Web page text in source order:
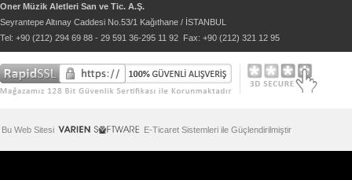
Oner Müzik Aletleri San ve Tic. A.Ş.
Seyrantepe Altınay Caddesi No.53/1 Kağıthane / İSTANBUL
Tel: +90 (212) 294 69 88 - 29 591 36-295 11 92 Fax: +90 (212) 321 12 95
Bu Web Sitesi E-Ticaret Sistemleri ile Güçlendirilmiştir